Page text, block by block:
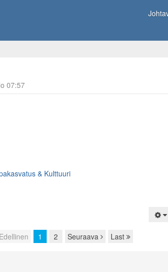
07:57
& Kulttuuri
1 2 Seuraava Last